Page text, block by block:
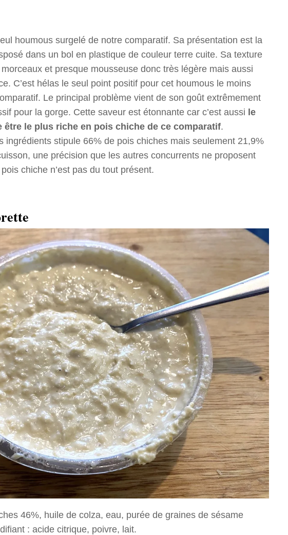
houmous surgelé de notre comparatif. Sa présentation est la
dans un bol en plastique de couleur terre cuite. Sa texture
et presque mousseuse donc très légère mais aussi
C’est hélas le seul point positif pour cet houmous le moins
Le principal problème vient de son goût extrêmement
pour la gorge. Cette saveur est étonnante car c’est aussi le
être le plus riche en pois chiche de ce comparatif.
ingrédients stipule 66% de pois chiches mais seulement 21,9%
une précision que les autres concurrents ne proposent
chiche n’est pas du tout présent.
46%, huile de colza, eau, purée de graines de sésame
: acide citrique, poivre, lait.